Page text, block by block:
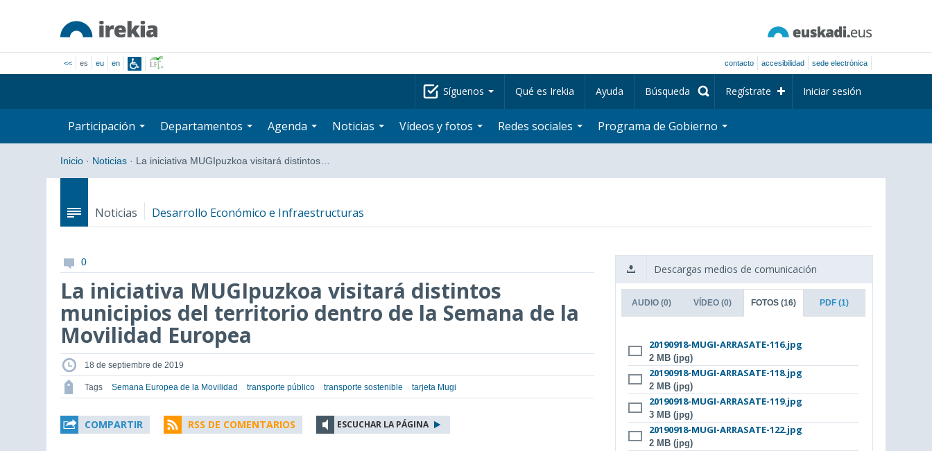
<< es eu en contacto accesibilidad sede electrónica
Síguenos Qué es Irekia Ayuda Búsqueda Regístrate Iniciar sesión
Participación Departamentos Agenda Noticias Vídeos y fotos Redes sociales Programa de Gobierno
Inicio · Noticias · La iniciativa MUGIpuzkoa visitará distintos…
Noticias Desarrollo Económico e Infraestructuras
0
La iniciativa MUGIpuzkoa visitará distintos
municipios del territorio dentro de la Semana de la
Movilidad Europea
18 de septiembre de 2019
Tags Semana Europea de la Movilidad transporte público transporte sostenible tarjeta Mugi
COMPARTIR RSS DE COMENTARIOS ESCUCHAR LA PÁGINA
Descargas medios de comunicación
AUDIO(0) VÍDEO(0) FOTOS(16) PDF (1)
20190918-MUGI-ARRASATE-116.jpg
2 MB (jpg)
20190918-MUGI-ARRASATE-118.jpg
2 MB (jpg)
20190918-MUGI-ARRASATE-119.jpg
3 MB (jpg)
20190918-MUGI-ARRASATE-122.jpg
2 MB (jpg)